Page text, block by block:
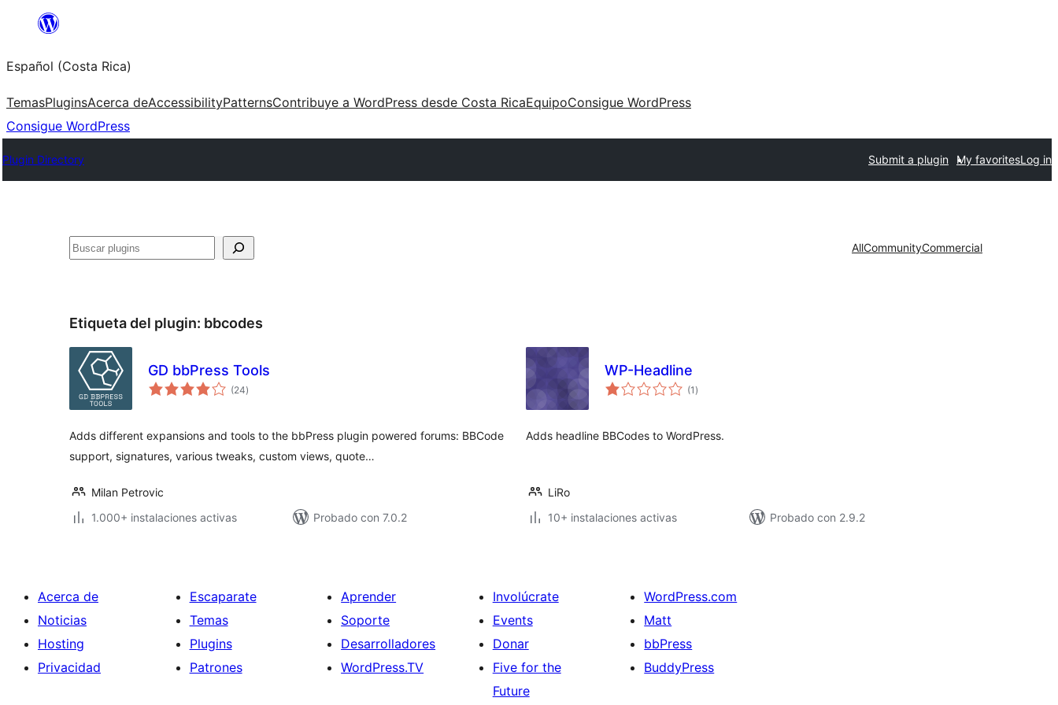
Saltar
contenido
Español (Costa Rica)
TemasPluginsAcerca deAccessibilityPatternsContribuye a WordPress desde Costa RicaEquipoConsigue WordPress
Consigue WordPress
Plugin Directory Submit a plugin My favoritesLog in
Buscar AllCommunityCommercial
Etiqueta del plugin: bbcodes
GD bbPress Tools
(24total
de
)
Adds different expansions and tools to the bbPress plugin powered forums: BBCode
support, signatures, various tweaks, custom views, quote…
Milan Petrovic
1.000+ instalaciones activas
Probado con 7.0.2
WP-Headline
(1 total
de
)
Adds headline BBCodes to WordPress.
LiRo
10+ instalaciones activas
Probado con 2.9.2
Acerca de
Noticias
Hosting
Privacidad
Escaparate
Temas
Plugins
Patrones
Aprender
Soporte
Desarrolladores
WordPress.TV
Involúcrate
Events
Donar
Five for the
Future
WordPress.com
Matt
bbPress
BuddyPress